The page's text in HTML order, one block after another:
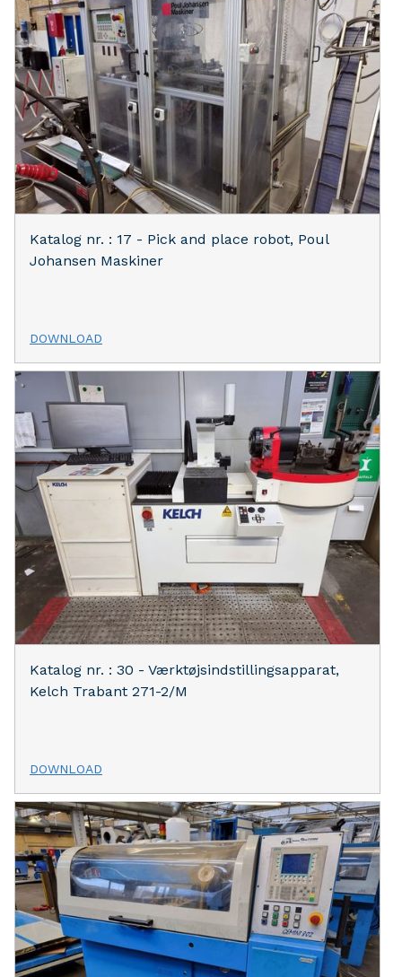
Katalog nr. : 17 - Pick and place robot, Poul
Johansen Maskiner
DOWNLOAD
Katalog nr. : 30 - Værktøjsindstillingsapparat,
Kelch Trabant 271-2/M
DOWNLOAD